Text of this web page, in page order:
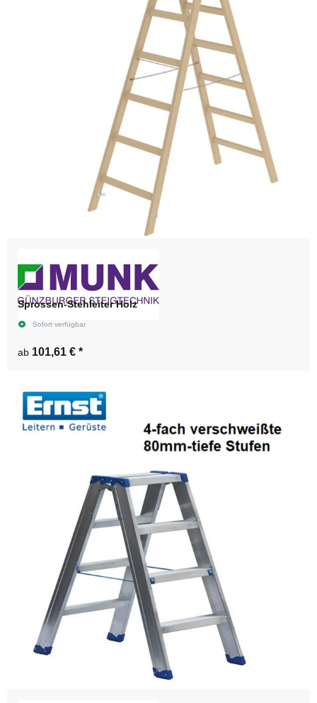
Sprossen-Stehleiter Holz
Sofort verfügbar
ab 101,61 € *